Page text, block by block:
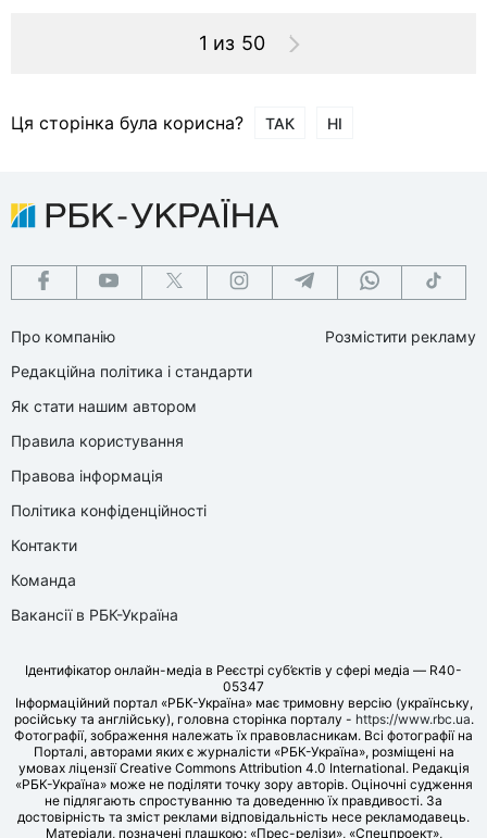
1 из 50
Ця сторінка була корисна? ТАК НІ
Про компанію
Редакційна політика і стандарти
Як стати нашим автором
Правила користування
Правова інформація
Політика конфіденційності
Контакти
Команда
Вакансії в РБК-Україна
Розмістити рекламу
Ідентифікатор онлайн-медіа в Реєстрі суб’єктів у сфері медіа — R40-
05347
Інформаційний портал «РБК-Україна» має тримовну версію (українську,
російську та англійську), головна сторінка порталу - https://www.rbc.ua.
Фотографії, зображення належать їх правовласникам. Всі фотографії на
Порталі, авторами яких є журналісти «РБК-Україна», розміщені на
умовах ліцензії Creative Commons Attribution 4.0 International. Редакція
«РБК-Україна» може не поділяти точку зору авторів. Оціночні судження
не підлягають спростуванню та доведенню їх правдивості. За
достовірність та зміст реклами відповідальність несе рекламодавець.
Матеріали, позначені плашкою: «Прес-релізи», «Спецпроект»,